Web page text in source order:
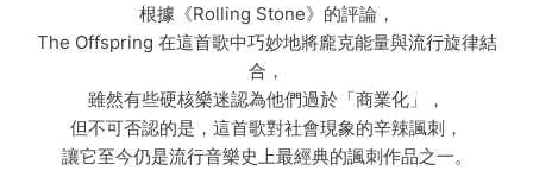
根據《Rolling Stone》的評論，
The Offspring 在這首歌中巧妙地將龐克能量與流行旋律結
合，
雖然有些硬核樂迷認為他們過於「商業化」，
但不可否認的是，這首歌對社會現象的辛辣諷刺，
讓它至今仍是流行音樂史上最經典的諷刺作品之一。